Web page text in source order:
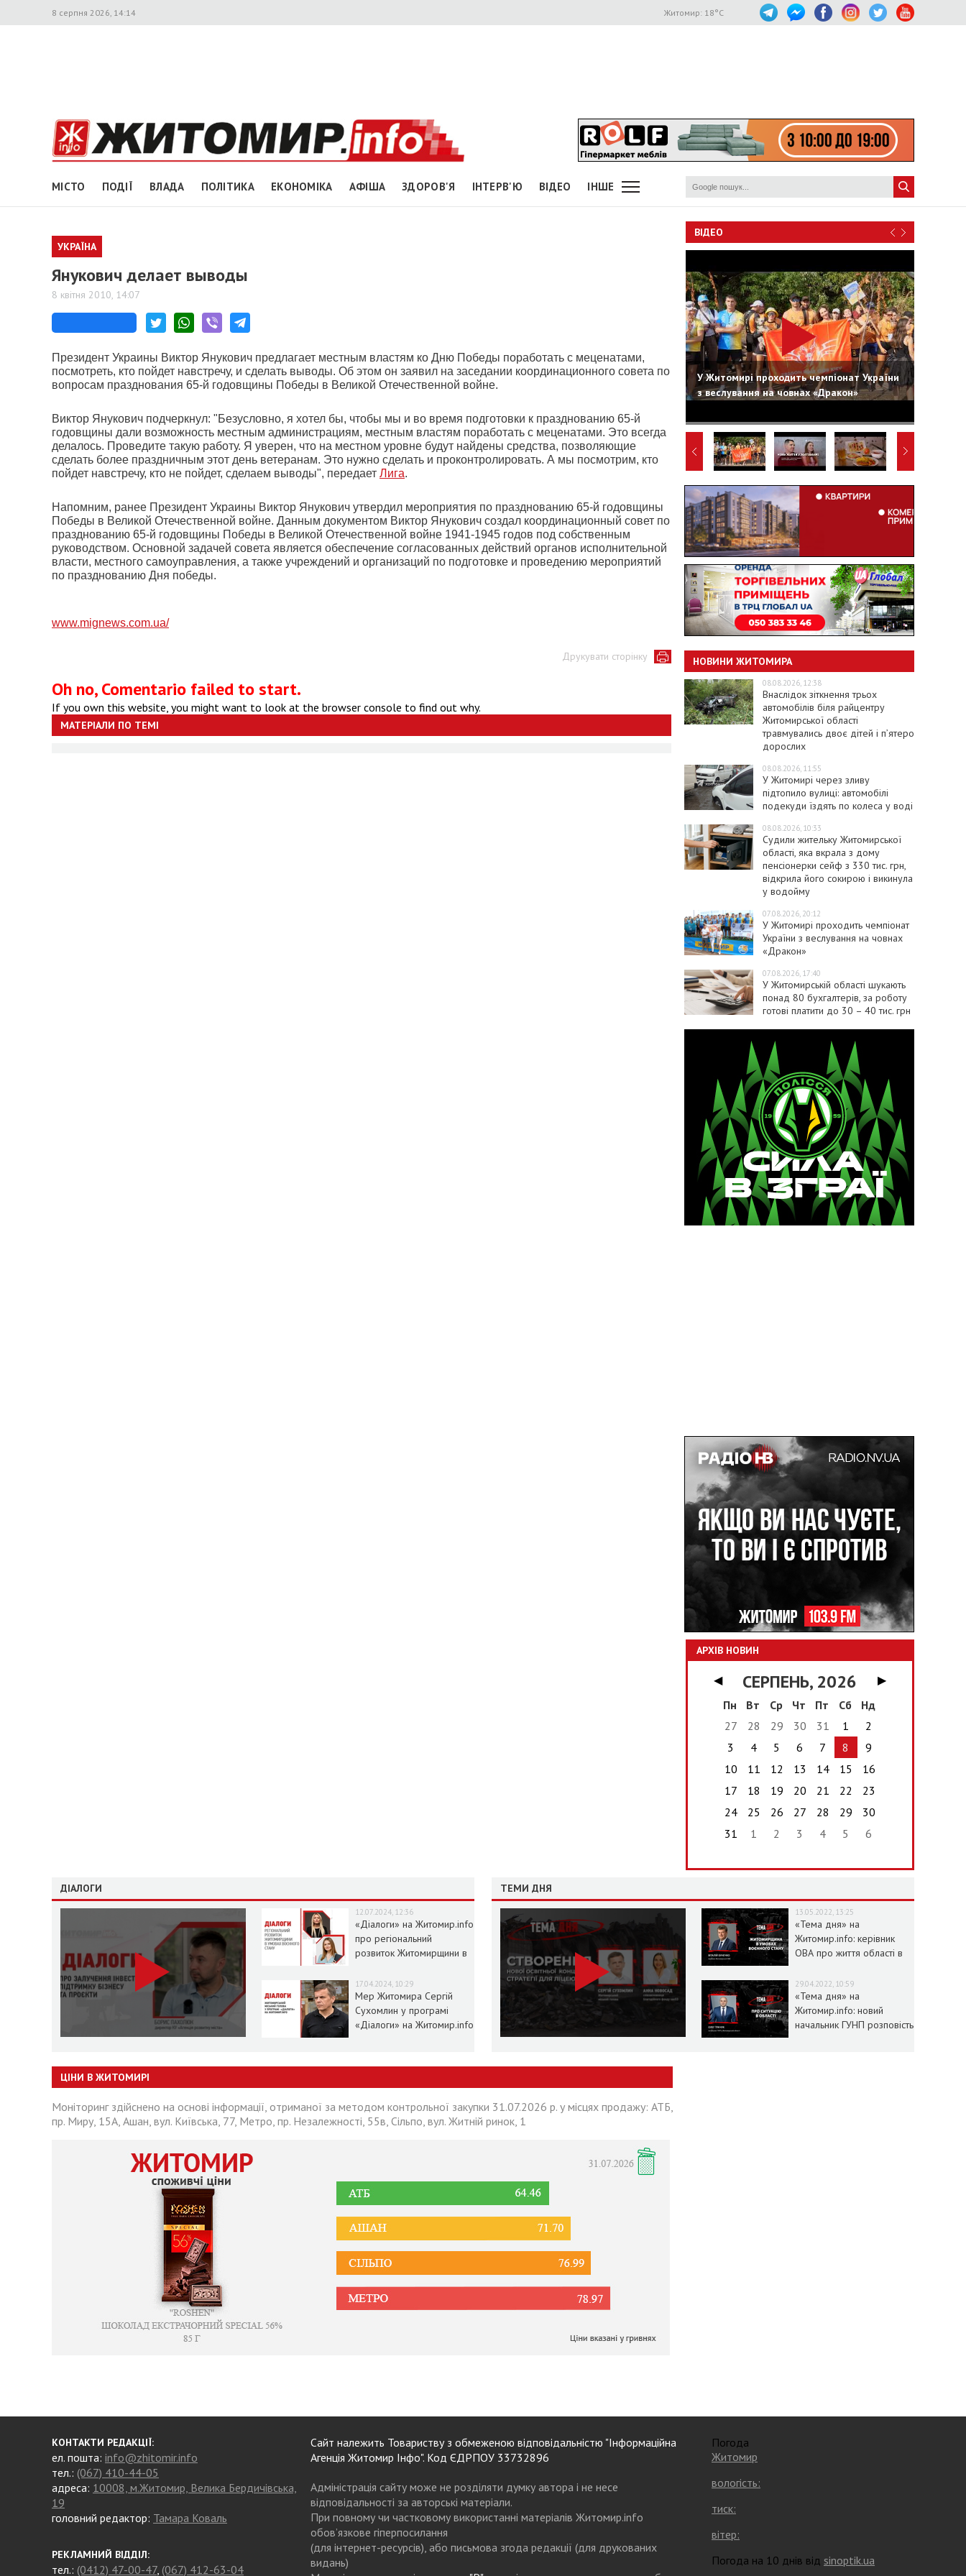
8 серпня 2026, 14:14 Житомир: 18°C
МІСТО ПОДІЇ ВЛАДА ПОЛІТИКА ЕКОНОМІКА АФІША ЗДОРОВ'Я ІНТЕРВ'Ю ВІДЕО ІНШЕ
УКРАЇНА
Янукович делает выводы
8 квітня 2010, 14:07
Президент Украины Виктор Янукович предлагает местным властям ко Дню Победы поработать с меценатами,
посмотреть, кто пойдет навстречу, и сделать выводы. Об этом он заявил на заседании координационного совета по
вопросам празднования 65-й годовщины Победы в Великой Отечественной войне.
Виктор Янукович подчеркнул: "Безусловно, я хотел бы, чтобы мы и во время подготовки к празднованию 65-й
годовщины дали возможность местным администрациям, местным властям поработать с меценатами. Это всегда
делалось. Проведите такую работу. Я уверен, что на местном уровне будут найдены средства, позволяющие
сделать более праздничным этот день ветеранам. Это нужно сделать и проконтролировать. А мы посмотрим, кто
пойдет навстречу, кто не пойдет, сделаем выводы", передает Лига.
Напомним, ранее Президент Украины Виктор Янукович утвердил мероприятия по празднованию 65-й годовщины
Победы в Великой Отечественной войне. Данным документом Виктор Янукович создал координационный совет по
празднованию 65-й годовщины Победы в Великой Отечественной войне 1941-1945 годов под собственным
руководством. Основной задачей совета является обеспечение согласованных действий органов исполнительной
власти, местного самоуправления, а также учреждений и организаций по подготовке и проведению мероприятий
по празднованию Дня победы.
www.mignews.com.ua/
Друкувати сторінку
Oh no, Comentario failed to start.
If you own this website, you might want to look at the browser console to find out why.
МАТЕРІАЛИ ПО ТЕМІ
ВІДЕО
У Житомирі проходить чемпіонат України
з веслування на човнах «Дракон»
НОВИНИ ЖИТОМИРА
08.08.2026, 12:38
Внаслідок зіткнення трьох
автомобілів біля райцентру
Житомирської області
травмувались двоє дітей і пʼятеро
дорослих
08.08.2026, 11:55
У Житомирі через зливу
підтопило вулиці: автомобілі
подекуди їздять по колеса у воді
08.08.2026, 10:33
Судили жительку Житомирської
області, яка вкрала з дому
пенсіонерки сейф з 330 тис. грн,
відкрила його сокирою і викинула
у водойму
07.08.2026, 20:12
У Житомирі проходить чемпіонат
України з веслування на човнах
«Дракон»
07.08.2026, 17:40
У Житомирській області шукають
понад 80 бухгалтерів, за роботу
готові платити до 30 – 40 тис. грн
АРХІВ НОВИН
◀ СЕРПЕНЬ, 2026
▶
Пн
Вт Ср Чт Пт Сб
Нд
27
28 29 30 31 1
2
3
4 5 6 7 8
9
10
11 12 13 14 15
16
17
18 19 20 21 22
23
24
25 26 27 28 29
30
31
1 2 3 4 5 6
ДІАЛОГИ
12.07.2024, 12:36
«Діалоги» на Житомир.info
про регіональний
розвиток Житомирщини в
17.04.2024, 10:29
Мер Житомира Сергій
Сухомлин у програмі
«Діалоги» на Житомир.info
ТЕМИ ДНЯ
13.05.2022, 13:25
«Тема дня» на
Житомир.info: керівник
ОВА про життя області в
29.04.2022, 10:59
«Тема дня» на
Житомир.info: новий
начальник ГУНП розповість
ЦІНИ В ЖИТОМИРІ
Моніторинг здійснено на основі інформації, отриманої за методом контрольної закупки 31.07.2026 р. у місцях продажу: АТБ,
пр. Миру, 15А, Ашан, вул. Київська, 77, Метро, пр. Незалежності, 55в, Сільпо, вул. Житній ринок, 1
КОНТАКТИ РЕДАКЦІЇ:
ел. пошта: info@zhitomir.info
тел.: (067) 410-44-05
адреса: 10008, м.Житомир, Велика Бердичівська,
19
головний редактор: Тамара Коваль
РЕКЛАМНИЙ ВІДДІЛ:
тел.: (0412) 47-00-47, (067) 412-63-04
Сайт належить Товариству з обмеженою відповідальністю "Інформаційна
Агенція Житомир Інфо". Код ЄДРПОУ 33732896
Адміністрація сайту може не розділяти думку автора і не несе
відповідальності за авторські матеріали.
При повному чи частковому використанні матеріалів Житомир.info
обов’язкове гіперпосилання
(для інтернет-ресурсів), або письмова згода редакції (для друкованих
видань)
Погода
Житомир
вологість:
тиск:
вітер:
Погода на 10 днів від sinoptik.ua